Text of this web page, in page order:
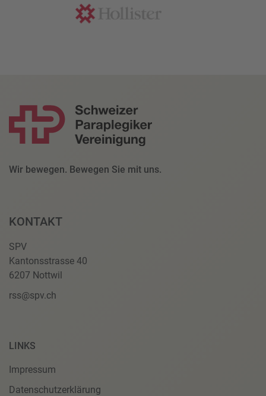
Wir bewegen. Bewegen Sie mit uns.
KONTAKT
SPV
Kantonsstrasse 40
6207 Nottwil
rss@spv.ch
LINKS
Impressum
Datenschutzerklärung